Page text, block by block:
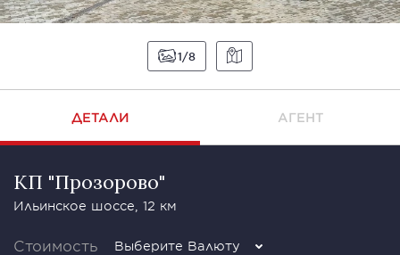
1 8
ДЕТАЛИ АГЕНТ
КП "Прозорово"
Ильинское шоссе, 12 км
Стоимость Выберите Валюту